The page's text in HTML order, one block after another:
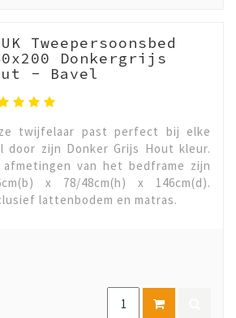
Tweepersoonsbed
Donkergrijs
- Bavel
twijfelaar past perfect bij elke
door zijn Donker Grijs Hout kleur.
afmetingen van het bedframe zijn
x 78/48cm(h) x 146cm(d).
lattenbodem en matras.